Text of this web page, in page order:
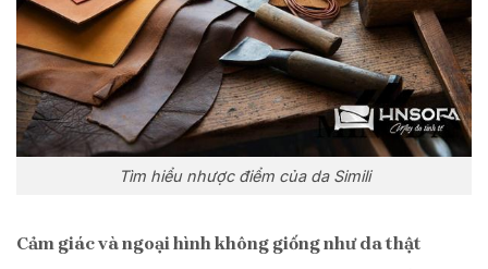
Tìm hiểu nhược điểm của da Simili
Cảm giác và ngoại hình không giống như da thật